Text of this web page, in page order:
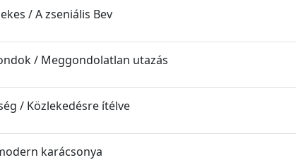
/ A zseniális Bev
/ Meggondolatlan utazás
/ Közlekedésre ítélve
karácsonya